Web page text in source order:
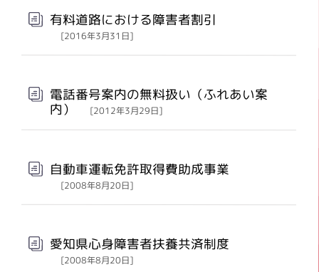
有料道路における障害者割引
[2016年3月31日]
電話番号案内の無料扱い（ふれあい案
内） [2012年3月29日]
自動車運転免許取得費助成事業
[2008年8月20日]
愛知県心身障害者扶養共済制度
[2008年8月20日]